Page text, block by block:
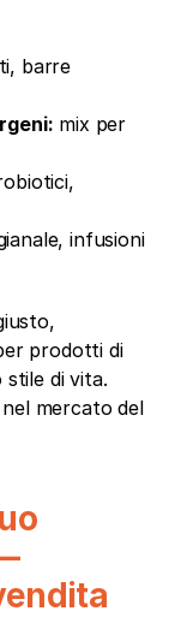
barre
mix per
infusioni
prodotti di
di vita.
mercato del